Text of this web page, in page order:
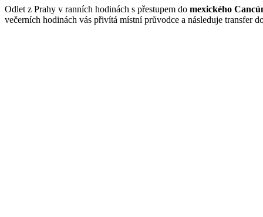
Odlet z Prahy v ranních hodinách s přestupem do mexického
večerních hodinách vás přivítá místní průvodce a následuje transfer